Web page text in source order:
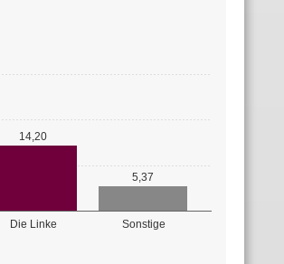
Die Linke Sonstige
14,20
5,37